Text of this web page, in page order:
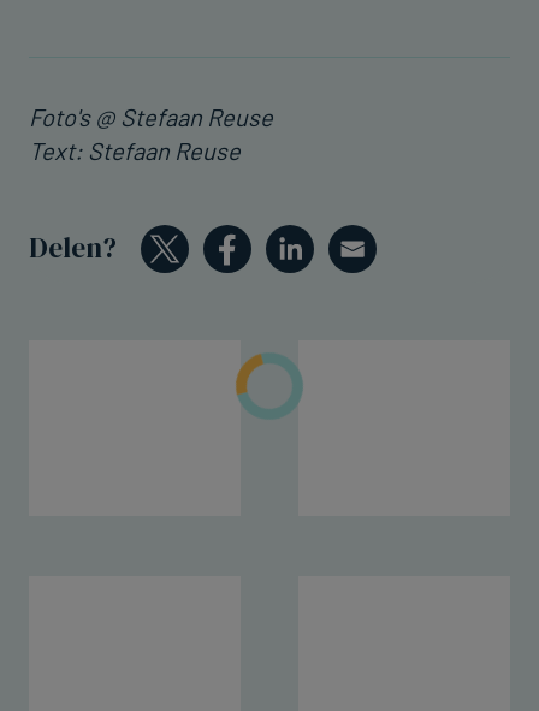
Foto's @ Stefaan Reuse
Text: Stefaan Reuse
Delen?